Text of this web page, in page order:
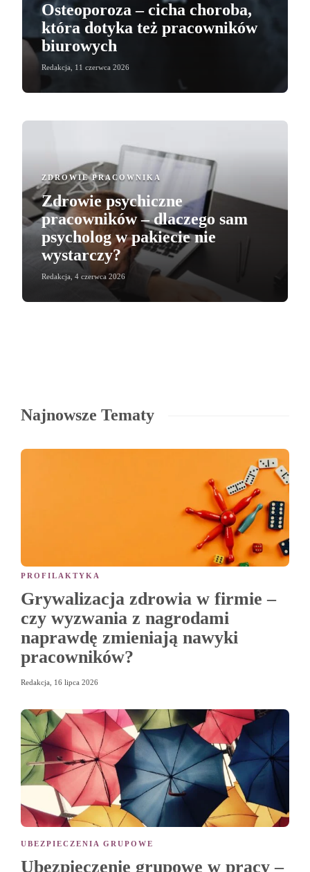
Osteoporoza – cicha choroba,
która dotyka też pracowników
biurowych
Redakcja 11 czerwca 2026
ZDROWIE PRACOWNIKA
Zdrowie psychiczne
pracowników – dlaczego sam
psycholog w pakiecie nie
wystarczy?
Redakcja, 4 czerwca 2026
Najnowsze Tematy
PROFILAKTYKA
Grywalizacja zdrowia w firmie –
czy wyzwania z nagrodami
naprawdę zmieniają nawyki
pracowników?
Redakcja, 16 lipca 2026
UBEZPIECZENIA GRUPOWE
Ubezpieczenie grupowe w pracy –